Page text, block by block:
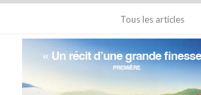
Tous les articles